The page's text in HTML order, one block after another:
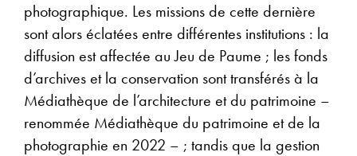
photographique. Les missions de cette dernière
sont alors éclatées entre différentes institutions : la
diffusion est affectée au Jeu de Paume ; les fonds
d’archives et la conservation sont transférés à la
Médiathèque de l’architecture et du patrimoine –
renommée Médiathèque du patrimoine et de la
photographie en 2022 – ; tandis que la gestion